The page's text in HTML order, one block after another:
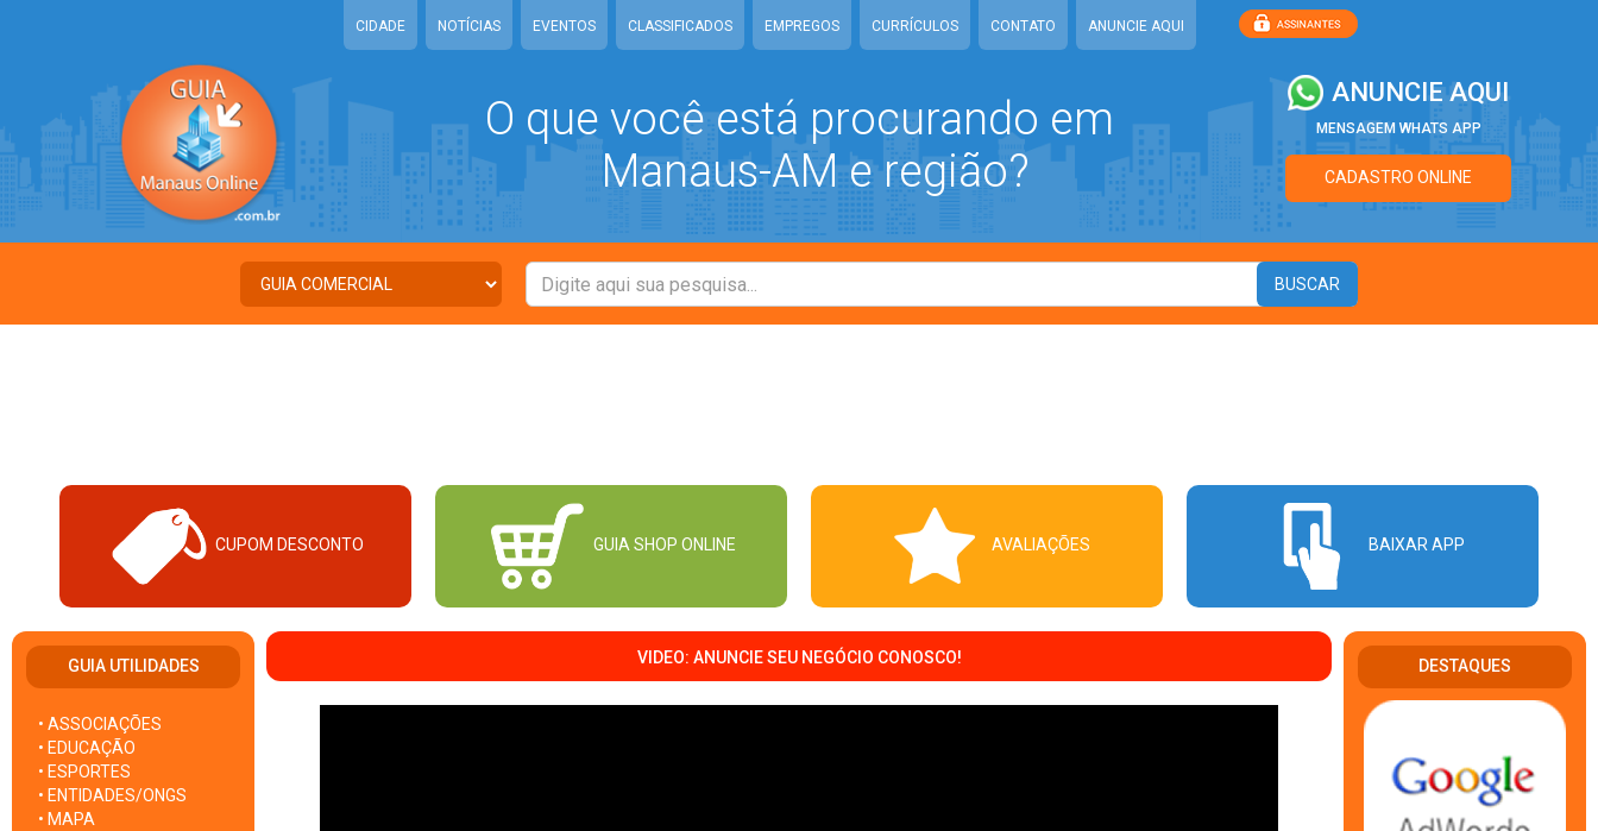
CIDADE NOTÍCIAS EVENTOS CLASSIFICADOS EMPREGOS CURRÍCULOS CONTATO ANUNCIE AQUI
O que você está procurando em
Manaus-AM e região?
ANUNCIE AQUI
MENSAGEM WHATS APP
CADASTRO ONLINE
CUPOM DESCONTO GUIA SHOP ONLINE AVALIAÇÕES BAIXAR APP
GUIA UTILIDADES
• ASSOCIAÇÕES
• EDUCAÇÃO
• ESPORTES
• ENTIDADES/ONGS
• MAPA
VIDEO: ANUNCIE SEU NEGÓCIO CONOSCO! DESTAQUES